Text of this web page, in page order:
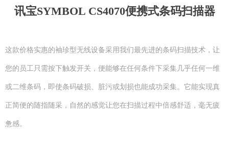
讯宝SYMBOL CS4070便携式条码扫描器
这款价格实惠的袖珍型无线设备采用我们最先进的条码扫描技术，让
您的员工只需按下触发开关，便能够在任何条件下采集几乎任何一维
或二维条码，即使条码破损、脏污或划损也能成功采集。它能实现真
正简便的随指随采，自然的感觉让您在扫描过程中倍感舒适，毫无疲
惫感。